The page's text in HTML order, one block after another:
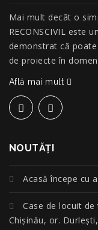
Mai mult decât o
RECONSCIVIL este
demonstrat că
de proiecte în
Află mai mult
NOUTĂŢI
Acasă începe cu
Case de locuit
Chișinău, or.